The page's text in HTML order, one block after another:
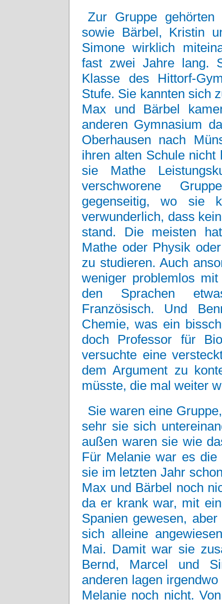
Zur Gruppe
sowie Bärbel, Kristin
Simone wirklich
fast zwei Jahre lang.
Klasse des Hittorf-
Stufe. Sie kannten sich
Max und Bärbel
anderen Gymnasium
Oberhausen nach
ihren alten Schule
sie Mathe
verschworene
gegenseitig, wo sie
verwunderlich, dass
stand. Die meisten
Mathe oder Physik
zu studieren. Auch
weniger problemlos
den Sprachen
Französisch. Und
Chemie, was ein
doch Professor für
versuchte eine
dem Argument zu
müsste, die mal weiter
Sie waren eine
sehr sie sich
außen waren sie wie
Für Melanie war es
sie im letzten Jahr
Max und Bärbel noch
da er krank war, mit
Spanien gewesen,
sich alleine
Mai. Damit war sie
Bernd, Marcel und
anderen lagen
Melanie noch nicht.